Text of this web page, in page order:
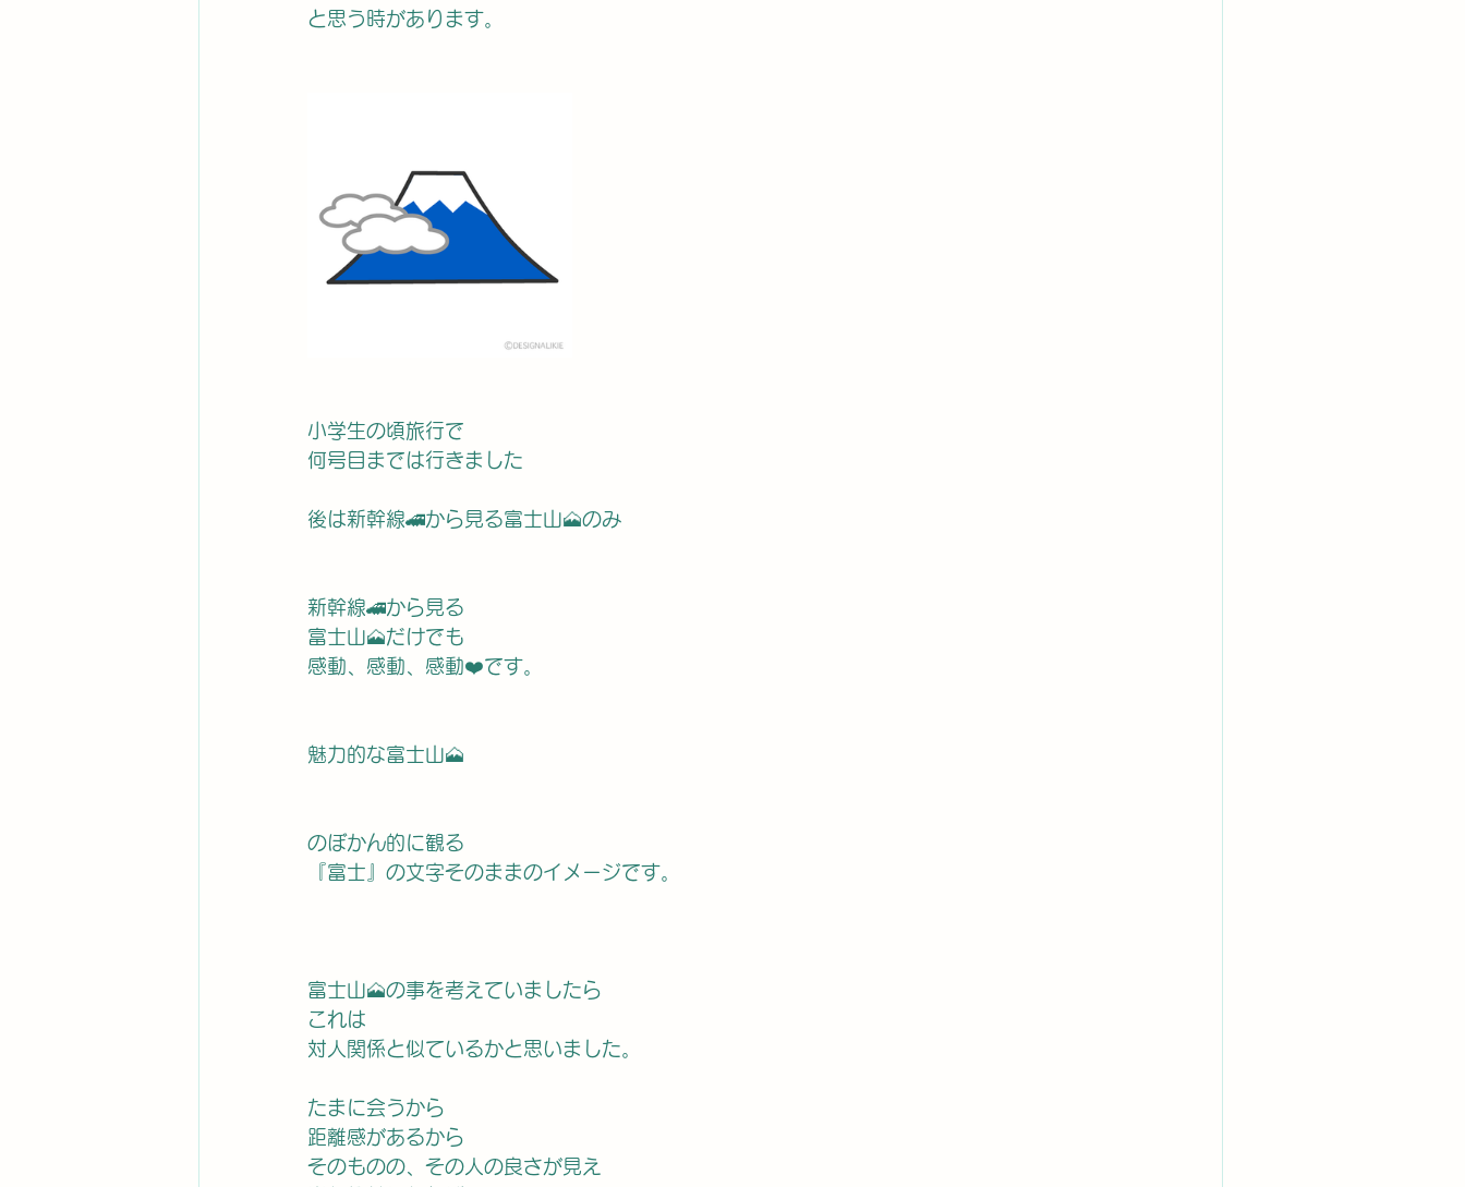
と思う時があります。
小学生の頃旅行で
何号目までは行きました
後は新幹線🚄から見る富士山🗻のみ
新幹線🚄から見る
富士山🗻だけでも
感動、感動、感動❤️です。
魅力的な富士山🗻
のぼかん的に観る
『富士』の文字そのままのイメージです。
富士山🗻の事を考えていましたら
これは
対人関係と似ているかと思いました。
たまに会うから
距離感があるから
そのものの、その人の良さが見え